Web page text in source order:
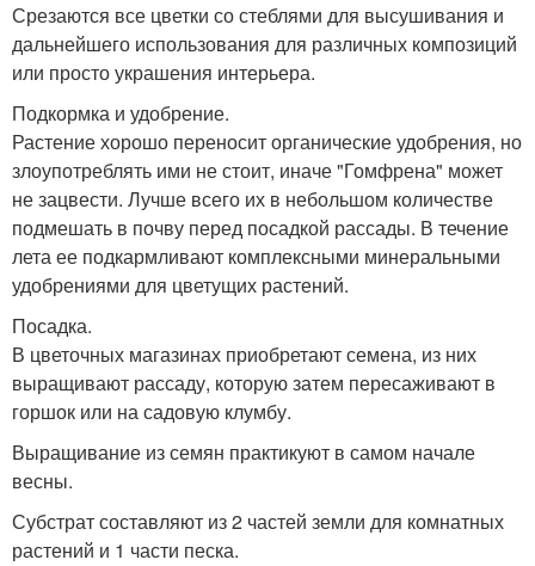
Срезаются все цветки со стеблями для высушивания и
дальнейшего использования для различных композиций
или просто украшения интерьера.
Подкормка и удобрение.
Растение хорошо переносит органические удобрения, но
злоупотреблять ими не стоит, иначе "Гомфрена" может
не зацвести. Лучше всего их в небольшом количестве
подмешать в почву перед посадкой рассады. В течение
лета ее подкармливают комплексными минеральными
удобрениями для цветущих растений.
Посадка.
В цветочных магазинах приобретают семена, из них
выращивают рассаду, которую затем пересаживают в
горшок или на садовую клумбу.
Выращивание из семян практикуют в самом начале
весны.
Субстрат составляют из 2 частей земли для комнатных
растений и 1 части песка.